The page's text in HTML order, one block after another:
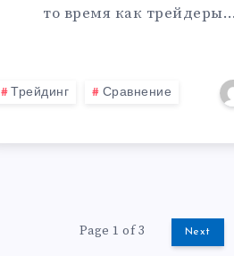
то время как трейдеры…
Трейдинг Сравнение
Page 1 of 3 Next